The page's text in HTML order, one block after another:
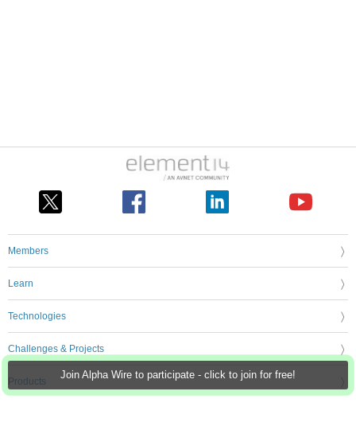
Join Alpha Wire to participate - click to join for free!
Members
Learn
Technologies
Challenges & Projects
Products